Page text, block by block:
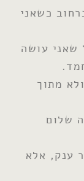
כשאני
שאני עושה
מתוך
שלום
ענק, אלא